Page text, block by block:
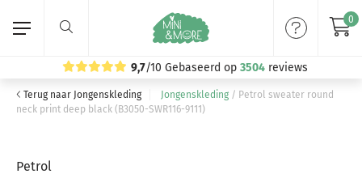
9,7/10 Gebaseerd op 3504 reviews
0
Home
Terug naar Jongenskleding Jongenskleding / Petrol sweater round
neck print deep black (B3050-SWR116-9111)
Petrol